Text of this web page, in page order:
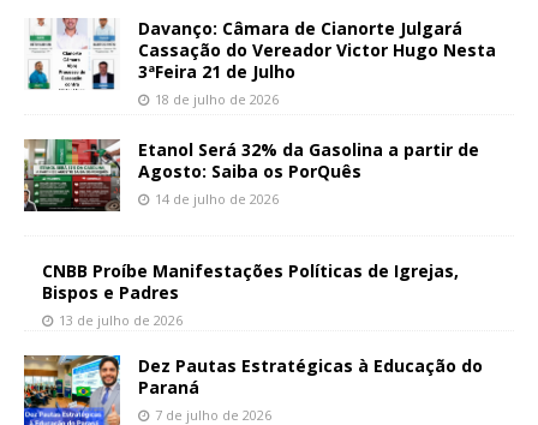
Davanço: Câmara de Cianorte Julgará
Cassação do Vereador Victor Hugo Nesta
3ªFeira 21 de Julho
18 de julho de 2026
Etanol Será 32% da Gasolina a partir de
Agosto: Saiba os PorQuês
14 de julho de 2026
CNBB Proíbe Manifestações Políticas de Igrejas,
Bispos e Padres
13 de julho de 2026
Dez Pautas Estratégicas à Educação do
Paraná
7 de julho de 2026